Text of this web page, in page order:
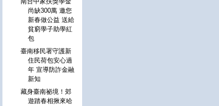
尚缺300萬 邀您
新春做公益 送給
貧窮學子助學紅
包
臺南移民署守護新
住民荷包安心過
年 宣導防詐金融
新知
藏身臺南祕境！郊
遊踏春相揪來哈